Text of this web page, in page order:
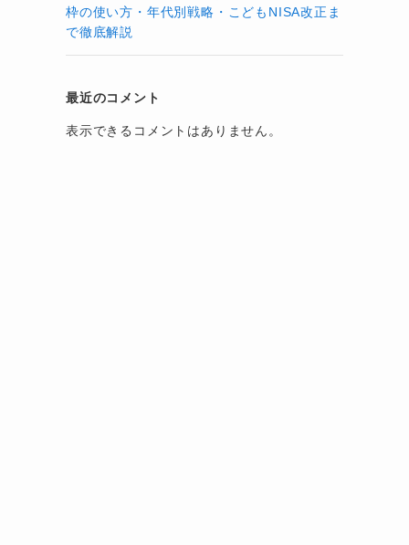
枠の使い方・年代別戦略・こどもNISA改正ま
で徹底解説
最近のコメント
表示できるコメントはありません。